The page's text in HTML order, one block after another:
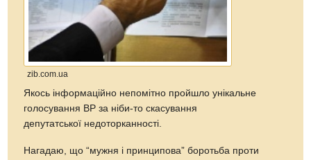
zib.com.ua
Якось інформаційно непомітно пройшло унікальне
голосування ВР за ніби-то скасування
депутатської недоторканності.
Нагадаю, що “мужня і принципова” боротьба проти